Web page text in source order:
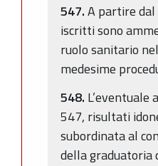
547.A partire
iscritti sono
ruolo sanitario
medesime
548. L’eventuale
547, risultati
subordinata al
della graduatoria